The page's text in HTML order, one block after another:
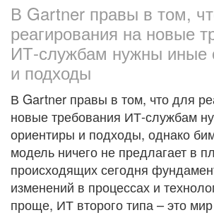
В Gartner правы в том,
реагирования на новые
ИТ-службам нужны иные
и подходы
В Gartner правы в том, что для
новые требования ИТ-службам
ориентиры и подходы, однако
модель ничего не предлагает в
происходящих сегодня
изменений в процессах и
проще, ИТ второго типа – это